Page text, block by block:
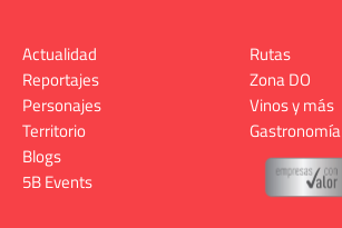
Actualidad
Reportajes
Personajes
Territorio
Rutas
Zona DO
Vinos y más
Gastronomía
Blogs
5B Events